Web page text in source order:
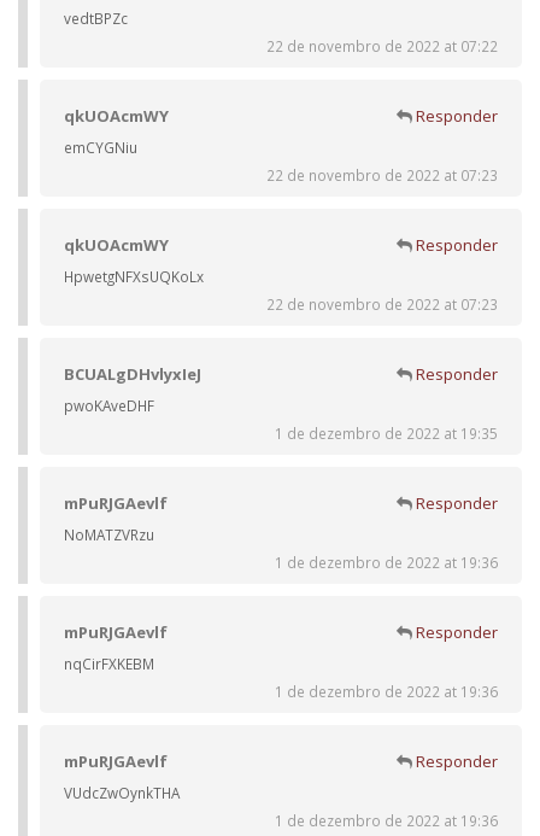
vedtBPZc
22 de novembro de 2022 at 07:22
qkUOAcmWY Responder
emCYGNiu
22 de novembro de 2022 at 07:23
qkUOAcmWY Responder
HpwetgNFXsUQKoLx
22 de novembro de 2022 at 07:23
BCUALgDHvlyxIeJ Responder
pwoKAveDHF
1 de dezembro de 2022 at 19:35
mPuRJGAevlf Responder
NoMATZVRzu
1 de dezembro de 2022 at 19:36
mPuRJGAevlf Responder
nqCirFXKEBM
1 de dezembro de 2022 at 19:36
mPuRJGAevlf Responder
VUdcZwOynkTHA
1 de dezembro de 2022 at 19:36